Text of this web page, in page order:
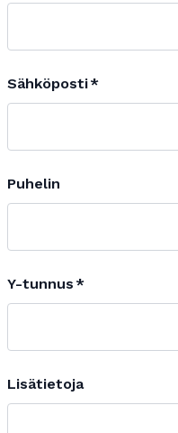
Sähköposti
Puhelin
Y-tunnus
Lisätietoja